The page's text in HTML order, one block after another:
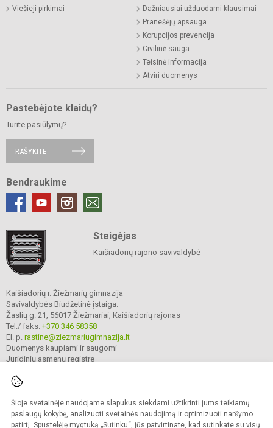
Šioje svetainėje naudojame slapukus siekdami užtikrinti jums teikiamų
paslaugų kokybę, analizuoti svetainės naudojimą ir optimizuoti naršymo
patirtį. Spustelėję mygtuką „Sutinku“, jūs patvirtinate, kad sutinkate su visų
Viešieji pirkimai
Dažniausiai užduodami klausimai
Pranešėjų apsauga
Korupcijos prevencija
Civilinė sauga
Teisinė informacija
Atviri duomenys
Pastebėjote klaidų?
Turite pasiūlymų?
RAŠYKITE
Bendraukime
Steigėjas
Kaišiadorių rajono savivaldybė
Kaišiadorių r. Žiežmarių gimnazija
Savivaldybės Biudžetinė įstaiga.
Žaslių g. 21, 56017 Žiežmariai, Kaišiadorių rajonas
Tel./ faks. +370 346 58358
El. p. rastine@ziezmariugimnazija.lt
Duomenys kaupiami ir saugomi
Juridinių asmenų registre
© 2025. Kaišiadorių r. Žiežmarių gimnazija. Visos teisės saugomos.
Kopijuoti turinį be raštiško įstaigos administracijos sutikimo griežtai draudžiama.